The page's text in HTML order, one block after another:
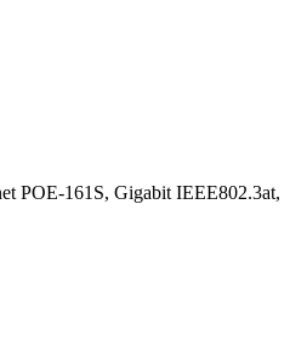
POE-161S, Gigabit IEEE802.3at,